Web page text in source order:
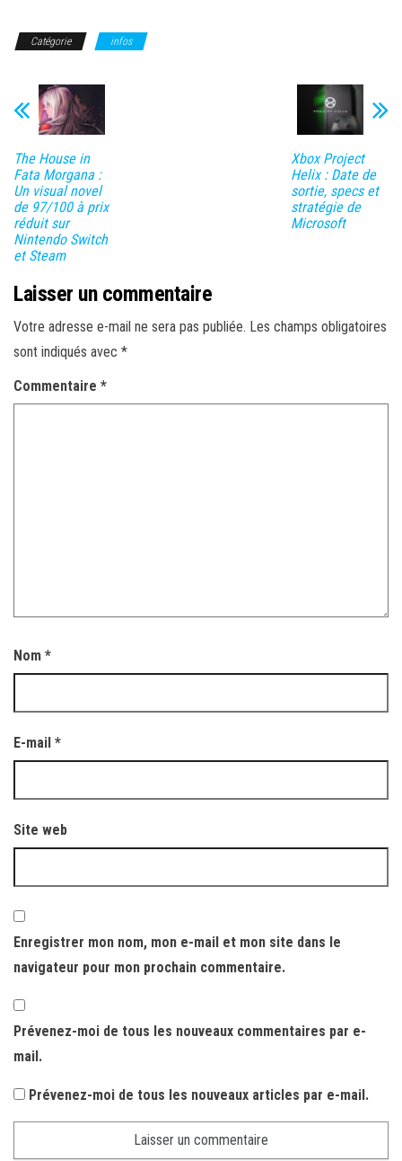
Catégorie infos
The House in
Fata Morgana :
Un visual novel
de 97/100 à prix
réduit sur
Nintendo Switch
et Steam
Xbox Project
Helix : Date de
sortie, specs et
stratégie de
Microsoft
Laisser un commentaire
Votre adresse e-mail ne sera pas publiée. Les champs obligatoires
sont indiqués avec *
Commentaire *
Nom *
E-mail *
Site web
Enregistrer mon nom, mon e-mail et mon site dans le
navigateur pour mon prochain commentaire.
Prévenez-moi de tous les nouveaux commentaires par e-
mail.
Prévenez-moi de tous les nouveaux articles par e-mail.